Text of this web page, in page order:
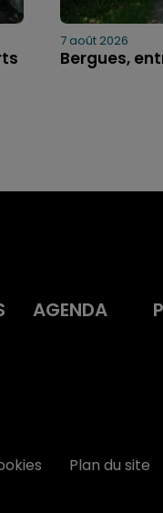
7 août 2026
Bergues,
AGENDA
Plan du site